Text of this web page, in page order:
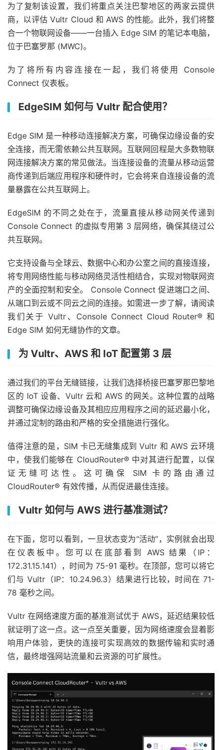
为了复制该设置，我们将重点关注巴黎地区的两家云提供
商，以评估 Vultr Cloud 和 AWS 的性能。此外，我们将整
合一个物联网设备——一台插入 Edge SIM 的笔记本电脑，
位于巴塞罗那 (MWC)。
为了将所有内容连接在一起，我们将使用 Console
Connect 仪表板。
EdgeSIM 如何与 Vultr 配合使用？
Edge SIM 是一种移动连接解决方​​案，可确保边缘设备的安
全连接，而无需依赖公共互联网。互联网回程是大多数物联
网连接解决方​​案的常见做法。当连接设备的流量从移动运营
商传递到后端应用程序和硬件时，它会将来自连接设备的流
量暴露在公共互联网上。
EdgeSIM 的不同之处在于，流量直接从移动网关传递到
Console Connect 的虚拟专用第 3 层网络，确保其绕过公
共互联网。
它支持设备与全球云、数据中心和办公室之间的直接连接，
将专用网络性能与移动网络灵活性相结合，实现对物联网资
产的全面控制和安全。 Console Connect 促进端口之间、
从端口到云或不同云之间的连接。如需进一步了解，请阅读
我们关于 Vultr、Console Connect Cloud Router® 和
Edge SIM 如何无缝协作的文章。
为 Vultr、AWS 和 IoT 配置第 3 层
通过我们的平台无缝链接，让我们选择桥接巴塞罗那巴黎地
区的 IoT 设备、Vultr 云和 AWS 的网关。这种位置的战略
调整可确保边缘设备及其相应应用程序之间的延迟最小化，
并通过定制的路由和严格的安全措施进行强化。
值得注意的是，SIM 卡已无缝集成到 Vultr 和 AWS 云环境
中，使我们能够在 CloudRouter® 中对其进行配置，以保
证无缝可达性。这可确保 SIM 卡的路由通过
CloudRouter® 有效传播，从而促进最佳连接。
Vultr 如何与 AWS 进行基准测试？
在下面，您可以看到，一旦状态变为“活动”，实例就会出现
在仪表板中。您可以在底部看到 AWS 结果（IP：
172.31.15.141），时间为 75-91 毫秒。在顶部，您可以将它
们与 Vultr（IP：10.24.96.3）结果进行比较，时间在 71-
78 毫秒之间。
Vultr 在网络速度方面的基准测试优于 AWS，延迟结果较低
就证明了这一点。这一点至关重要，因为网络速度会显着影
响用户体验，更快的连接可实现高效的数据传输和实时通
信，最终增强网站流量和云资源的可扩展性。